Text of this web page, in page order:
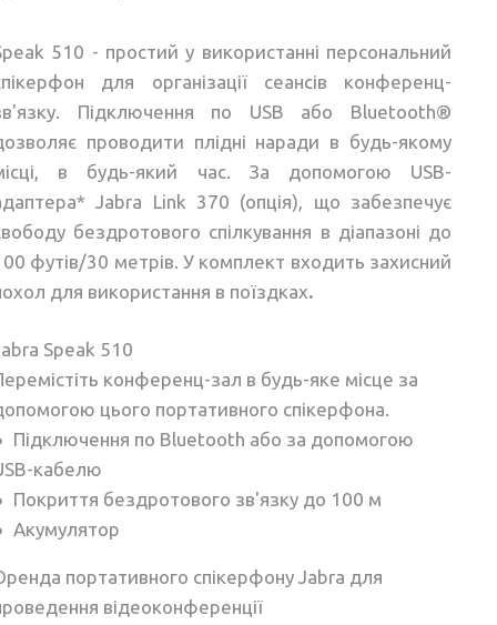
510 - простий у використанні персональний
для організації сеансів конференц-
Підключення по USB або Bluetooth®
проводити плідні наради в будь-якому
в будь-який час. За допомогою USB-
Jabra Link 370 (опція), що забезпечує
бездротового спілкування в діапазоні до
футів/30 метрів. У комплект входить захисний
для використання в поїздках.
портативного спікерфону Jabra для
відеоконференції
Speak 510
конференц-зал в будь-яке місце за
цього портативного спікерфона.
Підключення по Bluetooth або за допомогою
кабелю
Покриття бездротового зв'язку до 100 м
Акумулятор